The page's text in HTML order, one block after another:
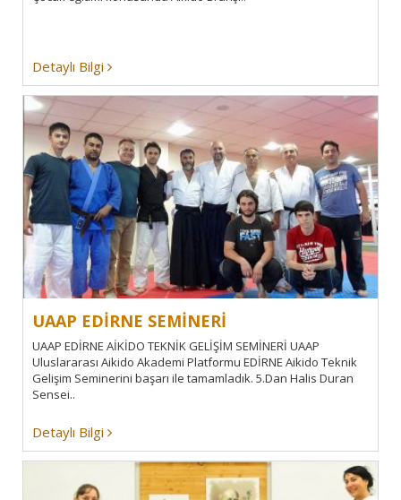
Detaylı Bilgi
UAAP EDİRNE SEMİNERİ
UAAP EDİRNE AİKİDO TEKNİK GELİŞİM SEMİNERİ UAAP
Uluslararası Aikido Akademi Platformu EDİRNE Aikido Teknik
Gelişim Seminerini başarı ile tamamladık. 5.Dan Halis Duran
Sensei..
Detaylı Bilgi